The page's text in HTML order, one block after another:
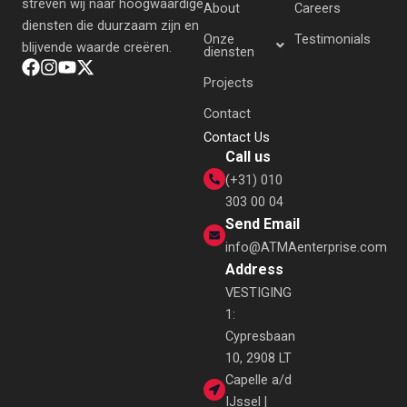
streven wij naar hoogwaardige
diensten die duurzaam zijn en
blijvende waarde creëren.
About
Onze
diensten
Projects
Contact
Careers
Testimonials
Contact Us
Call us
(+31) 010
303 00 04
Send Email
info@ATMAenterprise.com
Address
VESTIGING
1:
Cypresbaan
10, 2908 LT
Capelle a/d
IJssel |